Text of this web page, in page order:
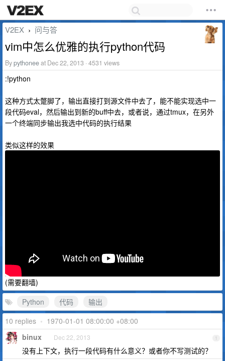
V2EX › 问与答
vim中怎么优雅的执行python代码
Bypythoneeat Dec 22, 2013 · 4531 views
:!python
这种方式太蹩脚了，输出直接打到源文件中去了，能不能实现选中一
段代码eval，然后输出到新的buff中去，或者说，通过tmux，在另外
一个终端同步输出我选中代码的执行结果
类似这样的效果
(需要翻墙)
Python
代码
输出
10 replies • 1970-01-01 08:00:00 +08:00
1
binux Dec 22, 2013
没有上下文，执行一段代码有什么意义？或者你不写测试的？